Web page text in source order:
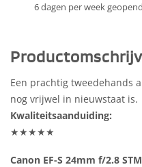
6 dagen per week
Een prachtig tweedehands
nog vrijwel in nieuwstaat is.
Kwaliteitsaanduiding:
★★★★★
Canon EF-S 24mm f/2.8